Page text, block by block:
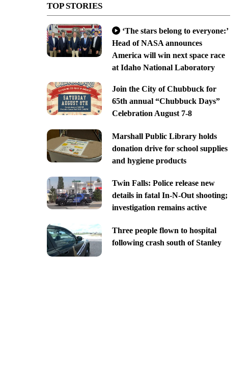
TOP STORIES
‘The stars belong to everyone:’
Head of NASA announces
America will win next space race
at Idaho National Laboratory
Join the City of Chubbuck for
65th annual “Chubbuck Days”
Celebration August 7-8
Marshall Public Library holds
donation drive for school supplies
and hygiene products
Twin Falls: Police release new
details in fatal In-N-Out shooting;
investigation remains active
Three people flown to hospital
following crash south of Stanley